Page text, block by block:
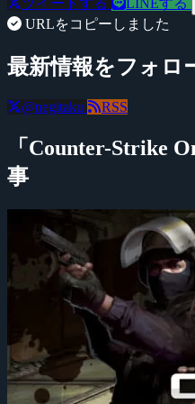
ツイートする LINEする
URLをコピーしました
最新情報をフォロ
@negitaku RSS
「Counter-Strike
事